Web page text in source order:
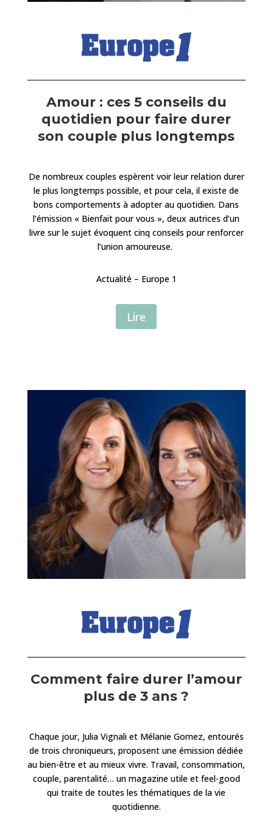
Amour : ces 5 conseils du
quotidien pour faire durer
son couple plus longtemps
De nombreux couples espèrent voir leur relation durer
le plus longtemps possible, et pour cela, il existe de
bons comportements à adopter au quotidien. Dans
l’émission « Bienfait pour vous », deux autrices d’un
livre sur le sujet évoquent cinq conseils pour renforcer
l’union amoureuse.
Actualité – Europe 1
Lire
Comment faire durer l’amour
plus de 3 ans ?
Chaque jour, Julia Vignali et Mélanie Gomez, entourés
de trois chroniqueurs, proposent une émission dédiée
au bien-être et au mieux vivre. Travail, consommation,
couple, parentalité… un magazine utile et feel-good
qui traite de toutes les thématiques de la vie
quotidienne.